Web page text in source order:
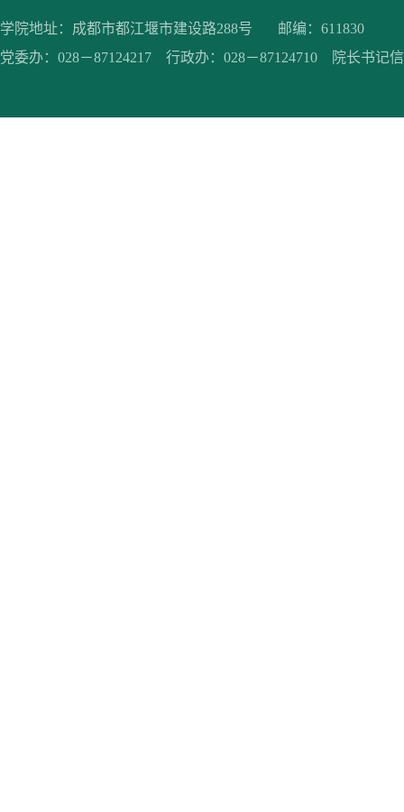
学院地址：成都市都江堰市建设路288号 邮编：611830
党委办：028－87124217 行政办：028－87124710 院长书记信